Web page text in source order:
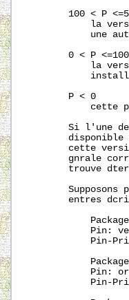
100 < P
la
une
       0 < P <=100
la
       P < 0
cette
Si l'une
disponible
cette
gnrale
trouve
Supposons
entres
Pin:
Pin-
Pin:
Pin-